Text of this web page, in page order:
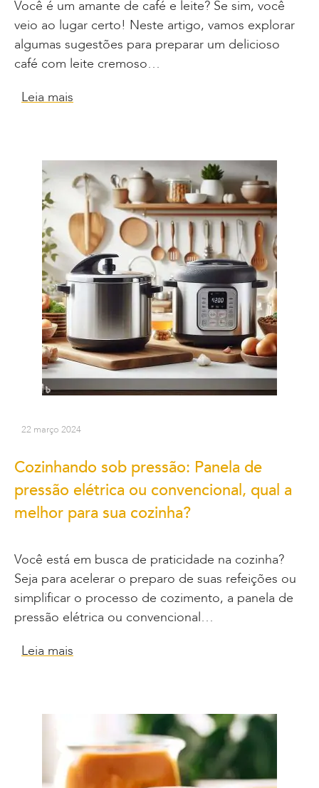
Você é um amante de café e leite? Se sim, você
veio ao lugar certo! Neste artigo, vamos explorar
algumas sugestões para preparar um delicioso
café com leite cremoso…
Leia mais
22 março 2024
Cozinhando sob pressão: Panela de
pressão elétrica ou convencional, qual a
melhor para sua cozinha?
Você está em busca de praticidade na cozinha?
Seja para acelerar o preparo de suas refeições ou
simplificar o processo de cozimento, a panela de
pressão elétrica ou convencional…
Leia mais